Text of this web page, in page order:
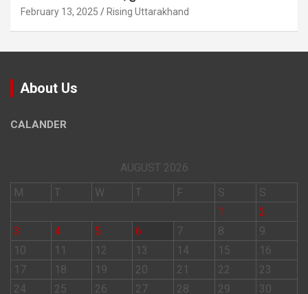
February 13, 2025 Rising Uttarakhand
About Us
CALANDER
AUGUST 2026
M
T W T F S
S
1
2
3
4 5 6 7 8
9
10
11 12 13 14 15
16
17
18 19 20 21 22
23
24
25 26 27 28 29 30